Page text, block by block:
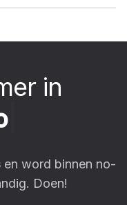
in
en word binnen no-
Doen!